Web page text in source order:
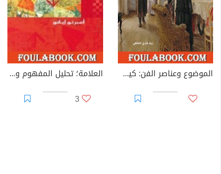
الموضوع وعناصر الفن: كيف يحقق الفنان الهدف من الموضوع؟
العلامة؛ تحليل المفهوم وتاريخه
3